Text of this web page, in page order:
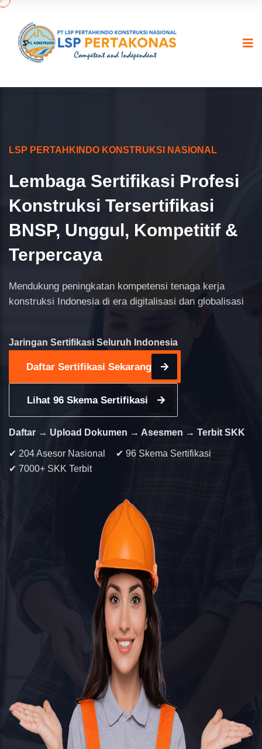
LSP PERTAHKINDO KONSTRUKSI NASIONAL
Lembaga Sertifikasi Profesi
Konstruksi Tersertifikasi
BNSP, Unggul, Kompetitif &
Terpercaya
Mendukung peningkatan kompetensi tenaga kerja
konstruksi Indonesia di era digitalisasi dan globalisasi
Jaringan Sertifikasi Seluruh Indonesia
Daftar Sertifikasi Sekarang
Lihat 96 Skema Sertifikasi
Daftar → Upload Dokumen → Asesmen → Terbit SKK
✔ 204 Asesor Nasional
✔ 96 Skema Sertifikasi
✔ 7000+ SKK Terbit